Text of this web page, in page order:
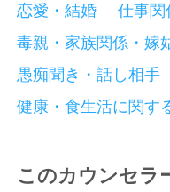
恋愛・結婚
仕事関
毒親・家族関係・嫁
愚痴聞き・話し相手
健康・食生活に関す
このカウンセラ